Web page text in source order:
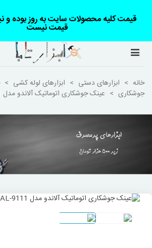
قیمت کلیه محصولات سایت به روز بوده و
قیمت نیست
خانه > ابزارهای دستی > ابزارهای لوله کشی >
جوشکاری > عینک جوشکاری اتوماتیک آلاندو مدل AL-9111